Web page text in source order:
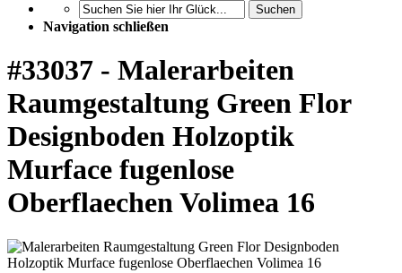
Suchen
Navigation schließen
#33037 - Malerarbeiten
Raumgestaltung Green Flor
Designboden Holzoptik
Murface fugenlose
Oberflaechen Volimea 16